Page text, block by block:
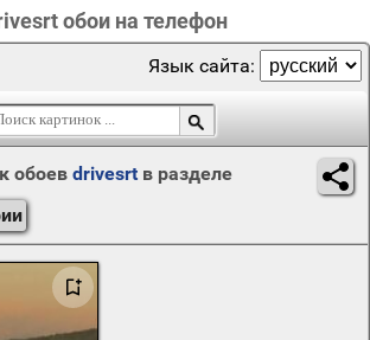
обои на телефон
Язык сайта:
обоев drivesrt в разделе